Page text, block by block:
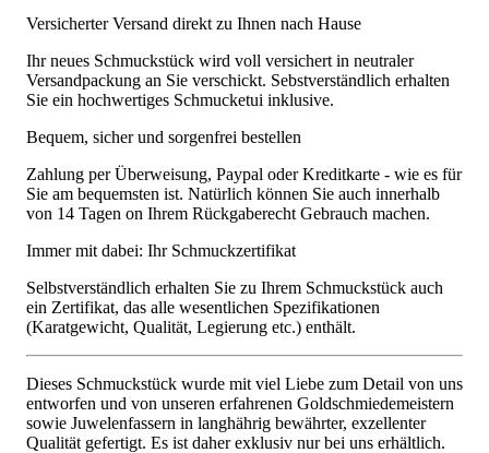
Versicherter Versand direkt zu Ihnen nach Hause
Ihr neues Schmuckstück wird voll versichert in neutraler
Versandpackung an Sie verschickt. Sebstverständlich erhalten
Sie ein hochwertiges Schmucketui inklusive.
Bequem, sicher und sorgenfrei bestellen
Zahlung per Überweisung, Paypal oder Kreditkarte - wie es für
Sie am bequemsten ist. Natürlich können Sie auch innerhalb
von 14 Tagen on Ihrem Rückgaberecht Gebrauch machen.
Immer mit dabei: Ihr Schmuckzertifikat
Selbstverständlich erhalten Sie zu Ihrem Schmuckstück auch
ein Zertifikat, das alle wesentlichen Spezifikationen
(Karatgewicht, Qualität, Legierung etc.) enthält.
Dieses Schmuckstück wurde mit viel Liebe zum Detail von uns
entworfen und von unseren erfahrenen Goldschmiedemeistern
sowie Juwelenfassern in langhährig bewährter, exzellenter
Qualität gefertigt. Es ist daher exklusiv nur bei uns erhältlich.